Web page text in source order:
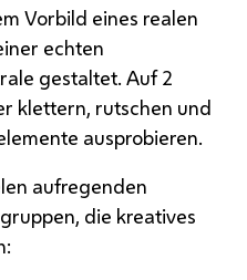
Vorbild eines realen
echten
gestaltet. Auf 2
klettern, rutschen und
ausprobieren.
aufregenden
die kreatives